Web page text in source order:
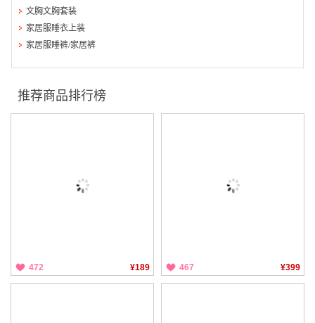
文胸文胸套装
家居服睡衣上装
家居服睡裤/家居裤
推荐商品排行榜
472 ¥189 467 ¥399